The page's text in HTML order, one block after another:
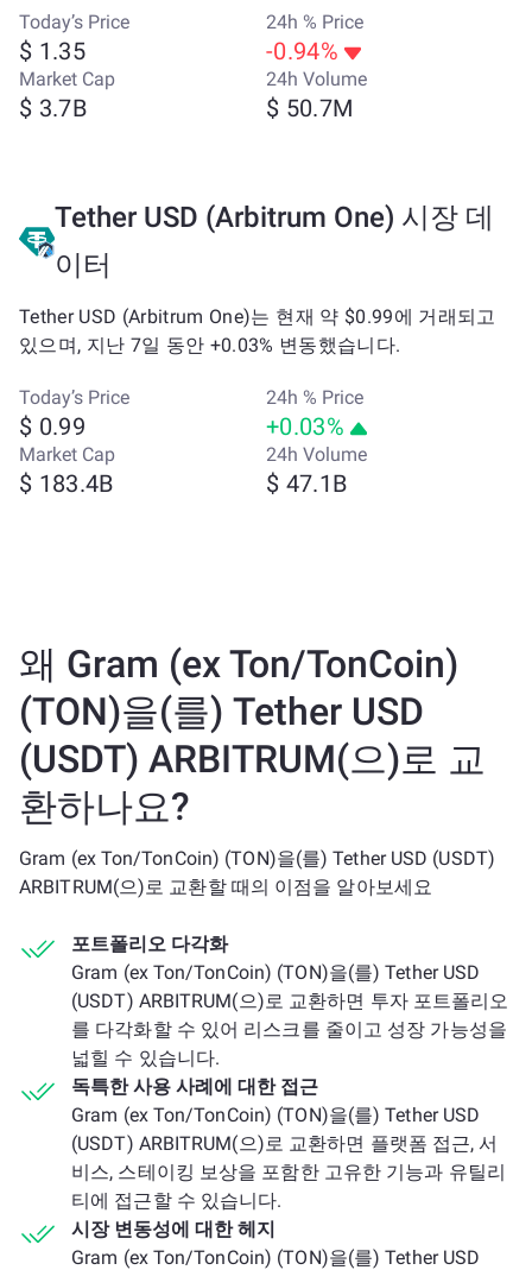
Today’s Price
$ 1.35
24h % Price
-0.94%
Market Cap
$ 3.7B
24h Volume
$ 50.7M
Tether USD (Arbitrum One) 시장 데
이터
Tether USD (Arbitrum One)는 현재 약 $0.99에 거래되고
있으며, 지난 7일 동안 +0.03% 변동했습니다.
Today’s Price
$ 0.99
24h % Price
+0.03%
Market Cap
$ 183.4B
24h Volume
$ 47.1B
왜 Gram (ex Ton/TonCoin)
(TON)을(를) Tether USD
(USDT) ARBITRUM(으)로 교
환하나요?
Gram (ex Ton/TonCoin) (TON)을(를) Tether USD (USDT)
ARBITRUM(으)로 교환할 때의 이점을 알아보세요
포트폴리오 다각화
Gram (ex Ton/TonCoin) (TON)을(를) Tether USD
(USDT) ARBITRUM(으)로 교환하면 투자 포트폴리오
를 다각화할 수 있어 리스크를 줄이고 성장 가능성을
넓힐 수 있습니다.
독특한 사용 사례에 대한 접근
Gram (ex Ton/TonCoin) (TON)을(를) Tether USD
(USDT) ARBITRUM(으)로 교환하면 플랫폼 접근, 서
비스, 스테이킹 보상을 포함한 고유한 기능과 유틸리
티에 접근할 수 있습니다.
시장 변동성에 대한 헤지
Gram (ex Ton/TonCoin) (TON)을(를) Tether USD